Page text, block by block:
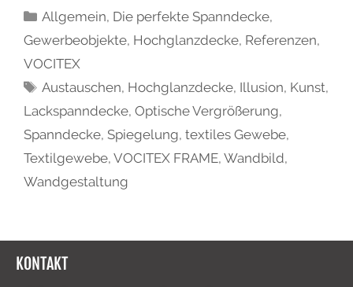
Allgemein, Die perfekte Spanndecke,
Gewerbeobjekte, Hochglanzdecke, Referenzen,
VOCITEX
Austauschen, Hochglanzdecke, Illusion, Kunst,
Lackspanndecke, Optische Vergrößerung,
Spanndecke, Spiegelung, textiles Gewebe,
Textilgewebe, VOCITEX FRAME, Wandbild,
Wandgestaltung
KONTAKT